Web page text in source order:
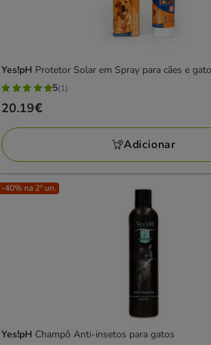
Yes!pH Protetor Solar em Spray para cães e
5
estrelas
com
1
avaliações
5(1)
Preço
20.19€
20.19€
Adicionar
-40% na 2ª un.
Yes!pH Champô Anti-insetos para gatos